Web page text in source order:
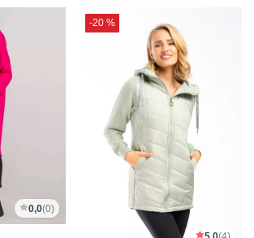
0,0(0)
-20 %